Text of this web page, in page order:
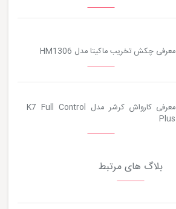
معرفی چکش تخریب ماکیتا مدل HM1306
معرفی کارواش کرشر مدل K7 Full Control
Plus
بلاگ های مرتبط